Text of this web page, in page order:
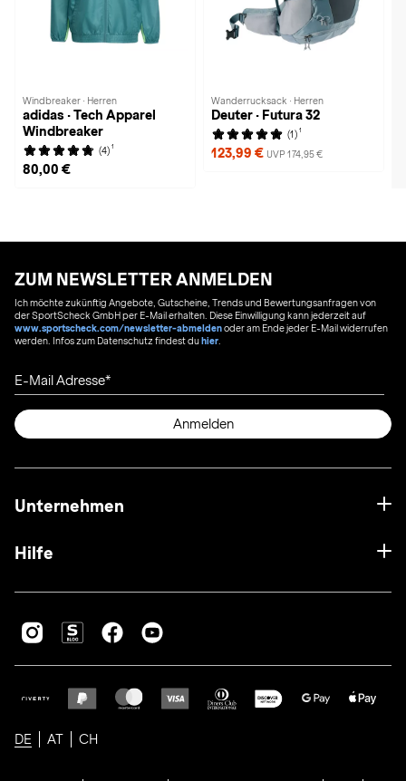
Windbreaker · Herren
adidas · Tech Apparel
Windbreaker
(4) 1
80,00 €
Wanderrucksack · Herren
Deuter · Futura 32
(1) 1
123,99 € UVP 174,95 €
ZUM NEWSLETTER ANMELDEN
Ich möchte zukünftig Angebote, Gutscheine, Trends und Bewertungsanfragen von
der SportScheck GmbH per E-Mail erhalten. Diese Einwilligung kann jederzeit auf
www.sportscheck.com/newsletter-abmeldenoder am Ende jeder E-Mail widerrufen
werden. Infos zum Datenschutz findest duhier
E-Mail Adresse
Anmelden
Unternehmen
Hilfe
DE AT CH